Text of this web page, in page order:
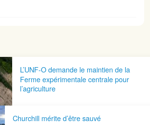
L’UNF-O demande le maintien de la
Ferme expérimentale centrale pour
l’agriculture
Churchill mérite d’être sauvé